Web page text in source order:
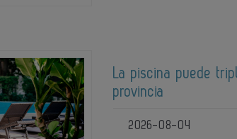
La piscina puede
provincia
2026-08-04